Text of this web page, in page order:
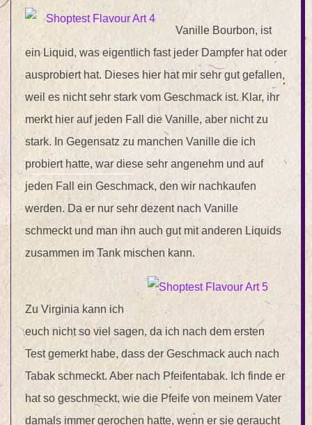
Vanille Bourbon, ist
ein Liquid, was eigentlich fast jeder Dampfer hat oder
ausprobiert hat. Dieses hier hat mir sehr gut gefallen,
weil es nicht sehr stark vom Geschmack ist. Klar, ihr
merkt hier auf jeden Fall die Vanille, aber nicht zu
stark. In Gegensatz zu manchen Vanille die ich
probiert hatte, war diese sehr angenehm und auf
jeden Fall ein Geschmack, den wir nachkaufen
werden. Da er nur sehr dezent nach Vanille
schmeckt und man ihn auch gut mit anderen Liquids
zusammen im Tank mischen kann.
Zu Virginia kann ich
euch nicht so viel sagen, da ich nach dem ersten
Test gemerkt habe, dass der Geschmack auch nach
Tabak schmeckt. Aber nach Pfeifentabak. Ich finde er
hat so geschmeckt, wie die Pfeife von meinem Vater
damals immer gerochen hatte, wenn er sie geraucht